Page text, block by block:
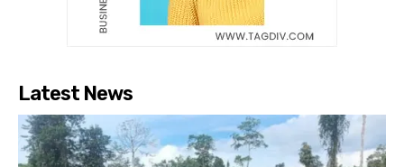
Latest News